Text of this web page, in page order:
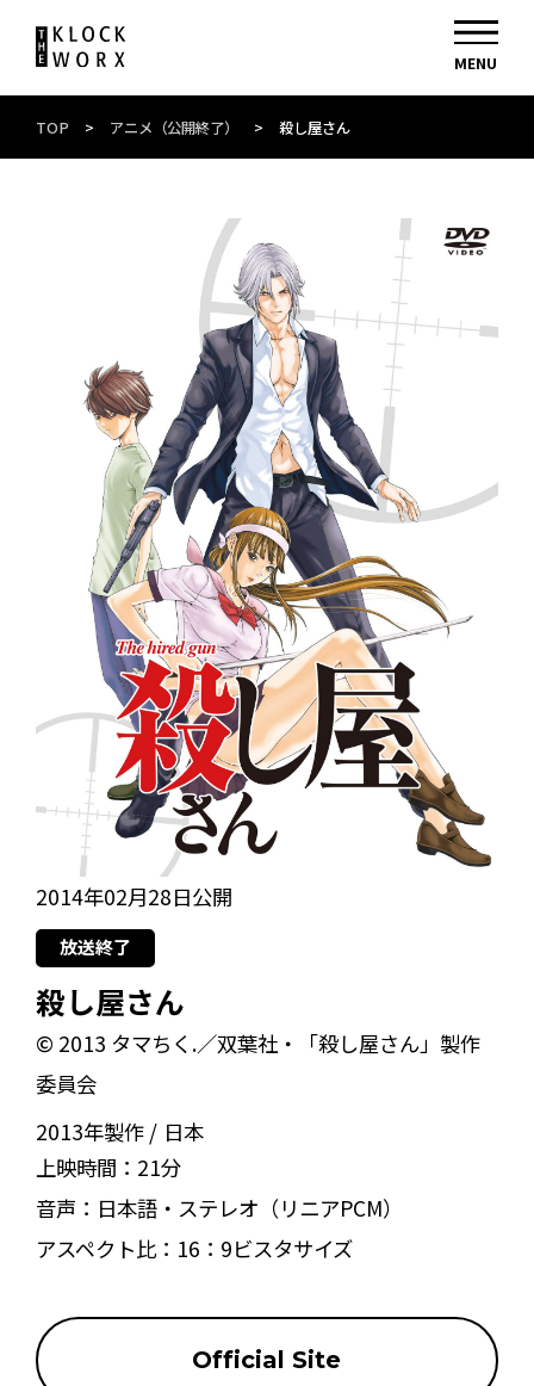
TOP > アニメ（公開終了） > 殺し屋さん
2014年02月28日公開
放送終了
殺し屋さん
© 2013 タマちく.／双葉社・「殺し屋さん」製作
委員会
2013年製作
日本
上映時間： 21分
音声： 日本語・ステレオ（リニアPCM）
アスペクト比： 16：9ビスタサイズ
Official Site